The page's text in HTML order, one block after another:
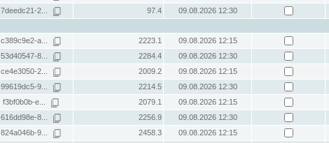
7deedc21-2... 97.4
09.08.2026 12:30
c389c9e2-a... 2223.1
09.08.2026 12:15
53d40547-8... 2284.4
09.08.2026 12:30
ce4e3050-2... 2009.2
09.08.2026 12:15
99619dc5-9... 2214.5
09.08.2026 12:30
f3bf0b0b-e... 2079.1
09.08.2026 12:15
616dd98e-8... 2256.9
09.08.2026 12:30
824a046b-9... 2458.3
09.08.2026 12:15